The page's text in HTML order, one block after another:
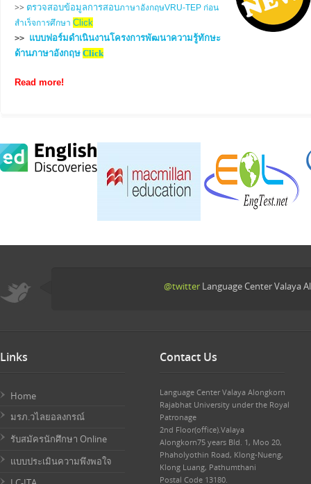
>> ตรวจสอบข้อมูลการสอบภาษาอังกฤษVRU-TEP ก่อน
สำเร็จการศึกษา Click
>> แบบฟอร์มดำเนินงานโครงการพัฒนาความรู้ทักษะ
ด้านภาษาอังกฤษ Click
Read more!
@twitter Language Center Valaya
Links
Home
มรภ.วไลยอลงกรณ์
รับสมัครนักศึกษา Online
แบบประเมินความพึงพอใจ
Contact Us
Language Center Valaya Alongkorn
Rajabhat University under the Royal
Patronage
2nd Floor(office).Valaya
Alongkorn75 years Bld. 1, Moo 20,
Phaholyothin Road, Klong-Nueng,
Klong Luang, Pathumthani
Postal Code 13180.